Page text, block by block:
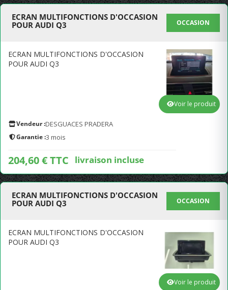
ECRAN MULTIFONCTIONS D'OCCASION
POUR AUDI Q3
OCCASION
ECRAN MULTIFONCTIONS D'OCCASION
POUR AUDI Q3
Vendeur :DESGUACES PRADERA
Garantie :3 mois
204,60 € TTC livraison incluse
Voir le produit
ECRAN MULTIFONCTIONS D'OCCASION
POUR AUDI Q3
OCCASION
ECRAN MULTIFONCTIONS D'OCCASION
POUR AUDI Q3
Voir le produit